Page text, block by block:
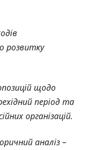
розвитку
щодо
період та
організацій.
аналіз –